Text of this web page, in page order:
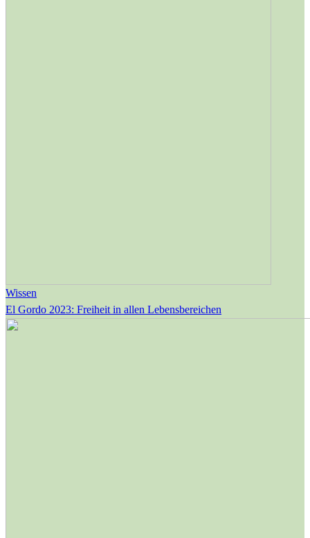
Wissen
El Gordo 2023: Freiheit in allen Lebensbereichen